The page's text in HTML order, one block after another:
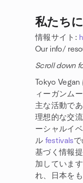
私たち
情報サイト:
Our info/
Scroll down
Tokyo
ィーガンム
主な活動で
理想的な交
ーシャルイ
ル festivals
基づく情報
加していま
れ、日本を
グループのリ